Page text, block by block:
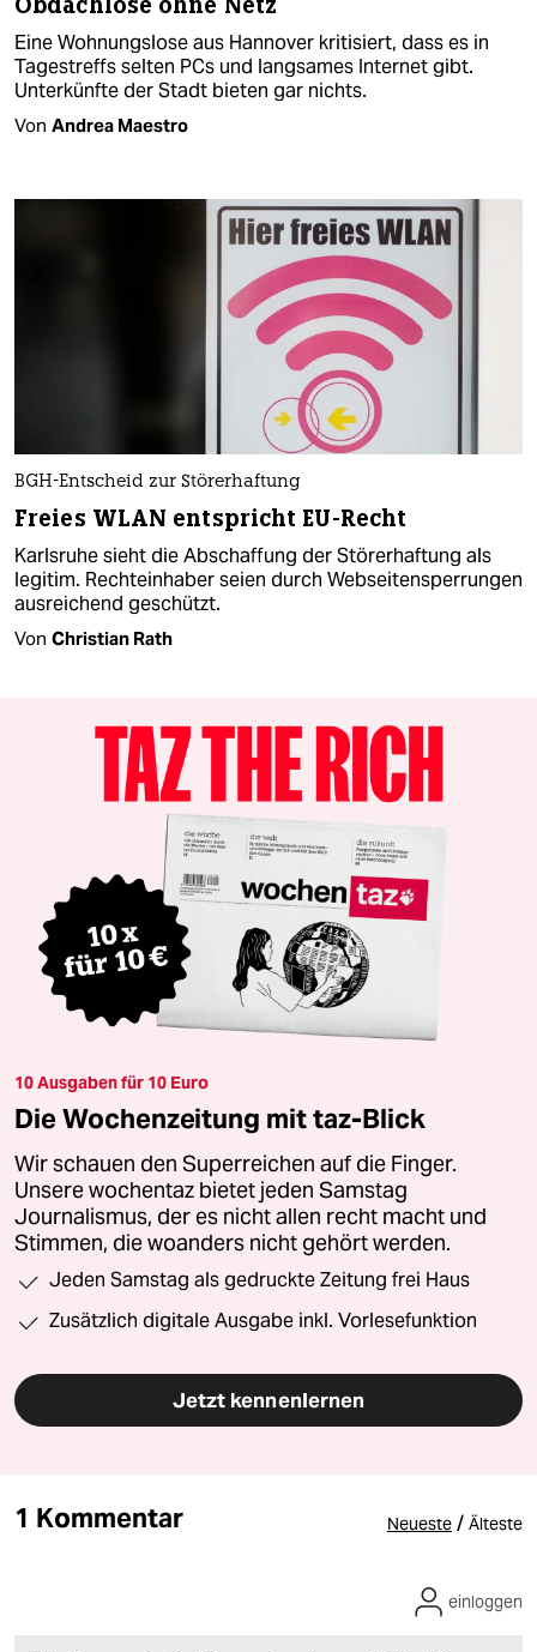
Eine Wohnungslose aus Hannover kritisiert, dass es in
Tagestreffs selten PCs und langsames Internet gibt.
Unterkünfte der Stadt bieten gar nichts.
Von Andrea Maestro
BGH-Entscheid zur Störerhaftung
Freies WLAN entspricht EU-Recht
Karlsruhe sieht die Abschaffung der Störerhaftung als
legitim. Rechteinhaber seien durch Webseitensperrungen
ausreichend geschützt.
Von Christian Rath
10 Ausgaben für 10 Euro
Die Wochenzeitung mit taz-Blick
Wir schauen den Superreichen auf die Finger.
Unsere wochentaz bietet jeden Samstag
Journalismus, der es nicht allen recht macht und
Stimmen, die woanders nicht gehört werden.
Jeden Samstag als gedruckte Zeitung frei Haus
Zusätzlich digitale Ausgabe inkl. Vorlesefunktion
Jetzt kennenlernen
1 Kommentar Neueste / Älteste
einloggen